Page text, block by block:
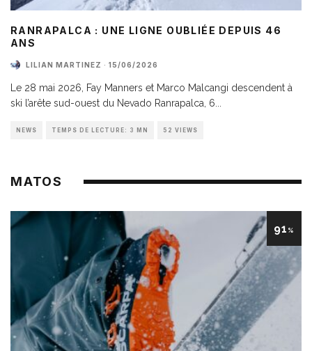
RANRAPALCA : UNE LIGNE OUBLIÉE DEPUIS 46
ANS
LILIAN MARTINEZ · 15/06/2026
Le 28 mai 2026, Fay Manners et Marco Malcangi descendent à
ski l’arête sud-ouest du Nevado Ranrapalca, 6
NEWS TEMPS DE LECTURE: 3 MN 52 VIEWS
MATOS
91 %